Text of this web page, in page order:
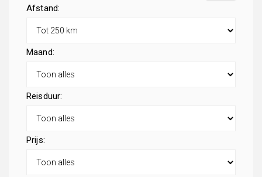
Afstand:
Maand:
Reisduur:
Prijs: